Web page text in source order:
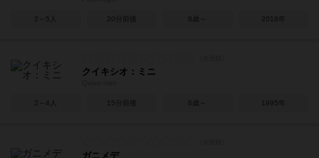
2～5人 20分前後 8歳～ 2018年
クイキシオ：ミニ
2～4人 15分前後 6歳～ 1995年
ガニメデ